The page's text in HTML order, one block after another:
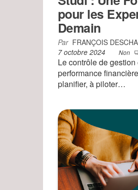
pour les
Demain
Par FRANÇOIS
7 octobre 2024
Non
Le contrôle de
performance
planifier, à piloter…